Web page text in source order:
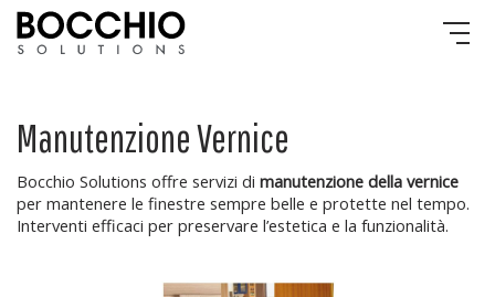
Manutenzione Vernice
Bocchio Solutions offre servizi di manutenzione della vernice
per mantenere le finestre sempre belle e protette nel tempo.
Interventi efficaci per preservare l’estetica e la funzionalità.